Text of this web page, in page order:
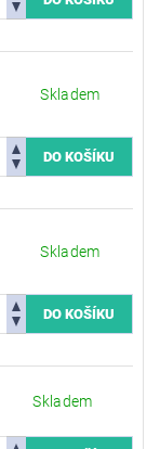
Skladem
Skladem
Skladem